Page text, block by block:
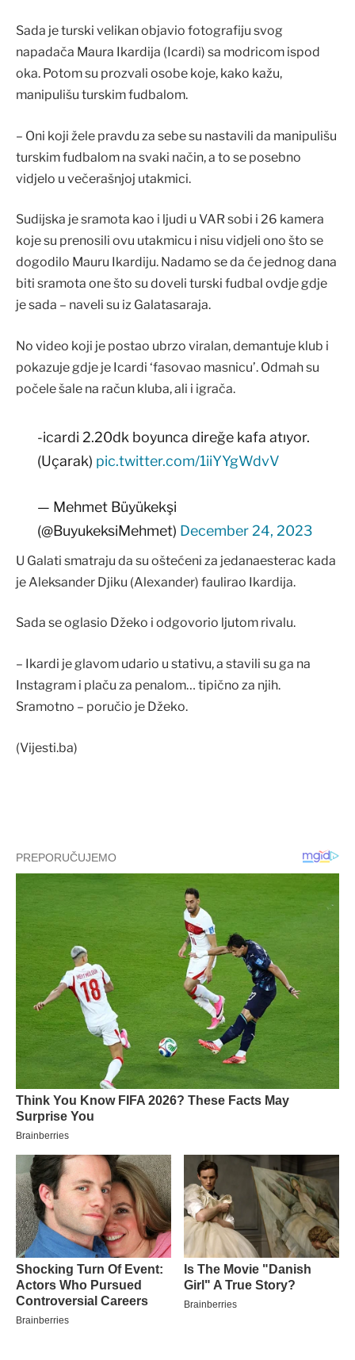
Sada je turski velikan objavio fotografiju svog
napadača Maura Ikardija (Icardi) sa modricom ispod
oka. Potom su prozvali osobe koje, kako kažu,
manipulišu turskim fudbalom.
– Oni koji žele pravdu za sebe su nastavili da manipulišu
turskim fudbalom na svaki način, a to se posebno
vidjelo u večerašnjoj utakmici.
Sudijska je sramota kao i ljudi u VAR sobi i 26 kamera
koje su prenosili ovu utakmicu i nisu vidjeli ono što se
dogodilo Mauru Ikardiju. Nadamo se da će jednog dana
biti sramota one što su doveli turski fudbal ovdje gdje
je sada – naveli su iz Galatasaraja.
No video koji je postao ubrzo viralan, demantuje klub i
pokazuje gdje je Icardi ‘fasovao masnicu’. Odmah su
počele šale na račun kluba, ali i igrača.
-icardi 2.20dk boyunca direğe kafa atıyor.
(Uçarak) pic.twitter.com/1iiYYgWdvV
— Mehmet Büyükekşi
(@BuyukeksiMehmet) December 24, 2023
U Galati smatraju da su oštećeni za jedanaesterac kada
je Aleksander Djiku (Alexander) faulirao Ikardija.
Sada se oglasio Džeko i odgovorio ljutom rivalu.
– Ikardi je glavom udario u stativu, a stavili su ga na
Instagram i plaču za penalom… tipično za njih.
Sramotno – poručio je Džeko.
(Vijesti.ba)